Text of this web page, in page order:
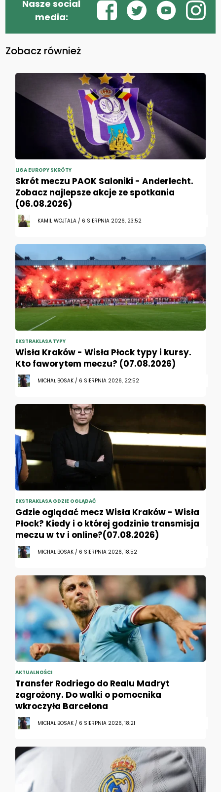
Nasze social
media:
Zobacz również
LIGA EUROPY SKRÓTY
Skrót meczu PAOK Saloniki - Anderlecht.
Zobacz najlepsze akcje ze spotkania
(06.08.2026)
KAMIL WOJTALA / 6 SIERPNIA 2026, 23:52
EKSTRAKLASA TYPY
Wisła Kraków - Wisła Płock typy i kursy.
Kto faworytem meczu? (07.08.2026)
MICHAŁ BOSAK / 6 SIERPNIA 2026, 22:52
EKSTRAKLASA GDZIE OGLĄDAĆ
Gdzie oglądać mecz Wisła Kraków - Wisła
Płock? Kiedy i o której godzinie transmisja
meczu w tv i online?(07.08.2026)
MICHAŁ BOSAK / 6 SIERPNIA 2026, 18:52
AKTUALNOŚCI
Transfer Rodriego do Realu Madryt
zagrożony. Do walki o pomocnika
wkroczyła Barcelona
MICHAŁ BOSAK / 6 SIERPNIA 2026, 18:21